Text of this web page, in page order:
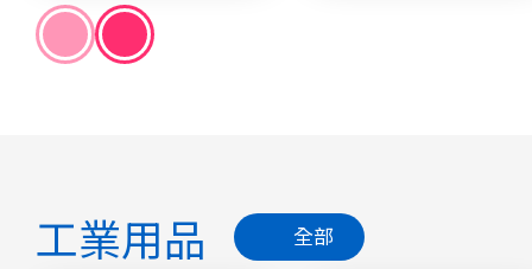
工業用品 全部